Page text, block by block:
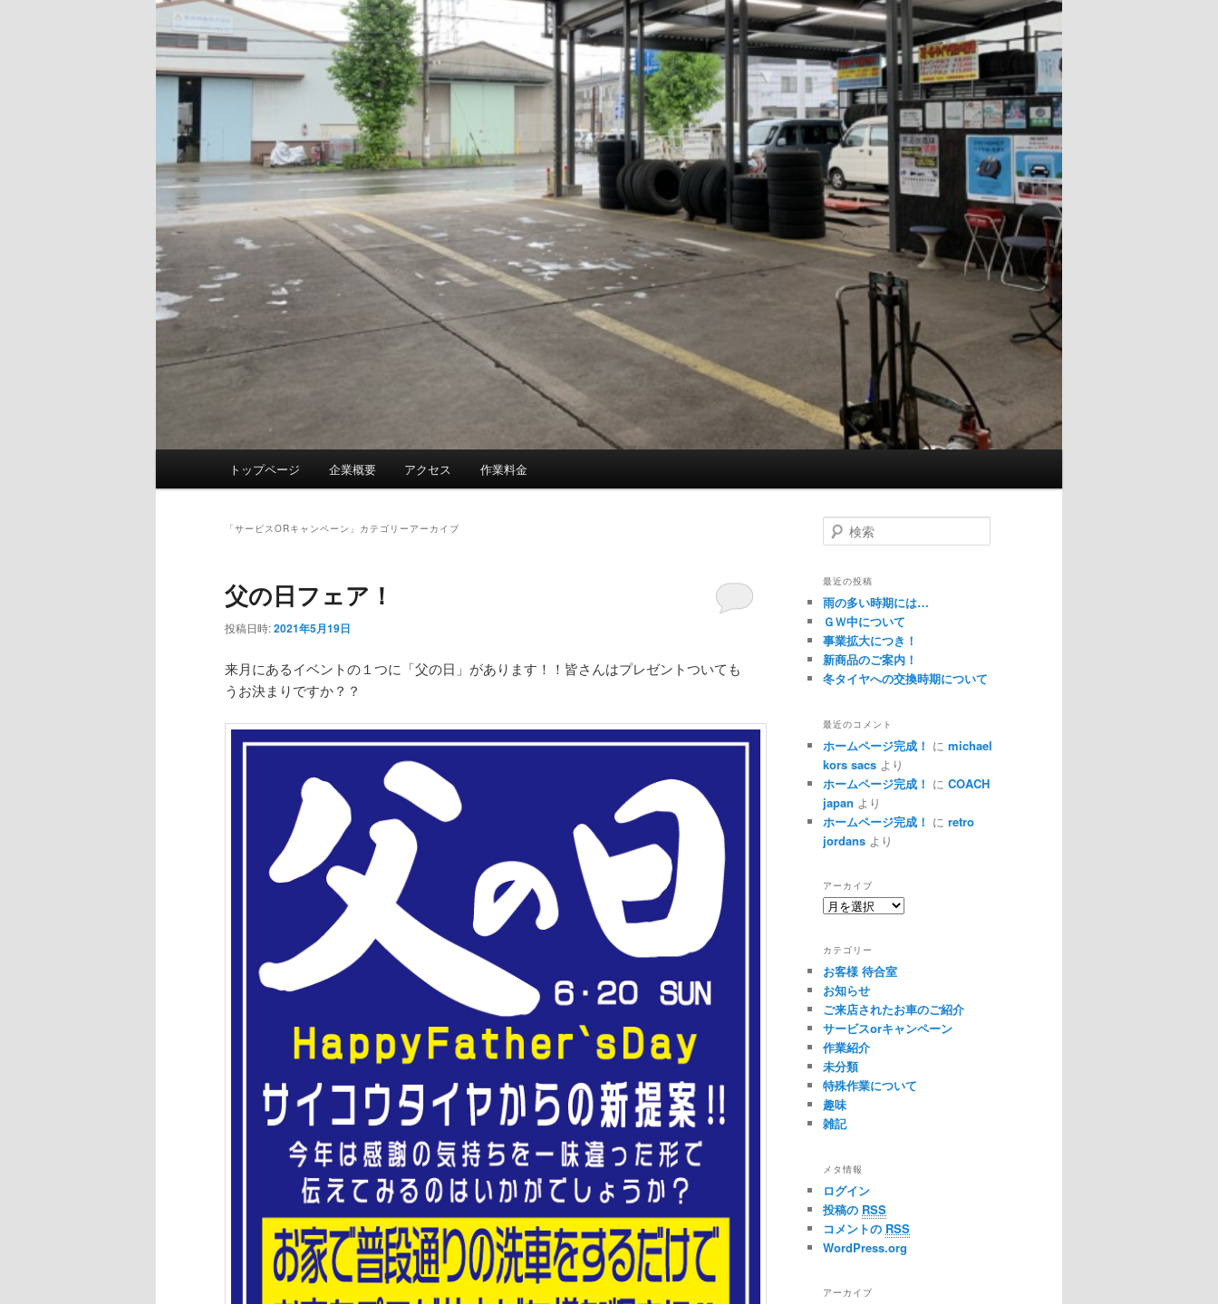
トップページ 企業概要 アクセス 作業料金
「サービスORキャンペーン 」カテゴリーアーカイブ
父の日フェア！
投稿日時:2021年5月19日
来月にあるイベントの１つに「父の日」があります！！皆さんはプレゼントついても
うお決まりですか？？
検
索
最近の投稿
雨の多い時期には…
ＧＷ中について
事業拡大につき！
新商品のご案内！
冬タイヤへの交換時期について
最近のコメント
ホームページ完成！ に michael
kors sacs より
ホームページ完成！ に COACH
japan より
ホームページ完成！ に retro
jordans より
アーカイブ
ア
イ
ブ
カテゴリー
お客様 待合室
お知らせ
ご来店されたお車のご紹介
サービスorキャンペーン
作業紹介
未分類
特殊作業について
趣味
雑記
メタ情報
ログイン
投稿の RSS
コメントの RSS
WordPress.org
アーカイブ